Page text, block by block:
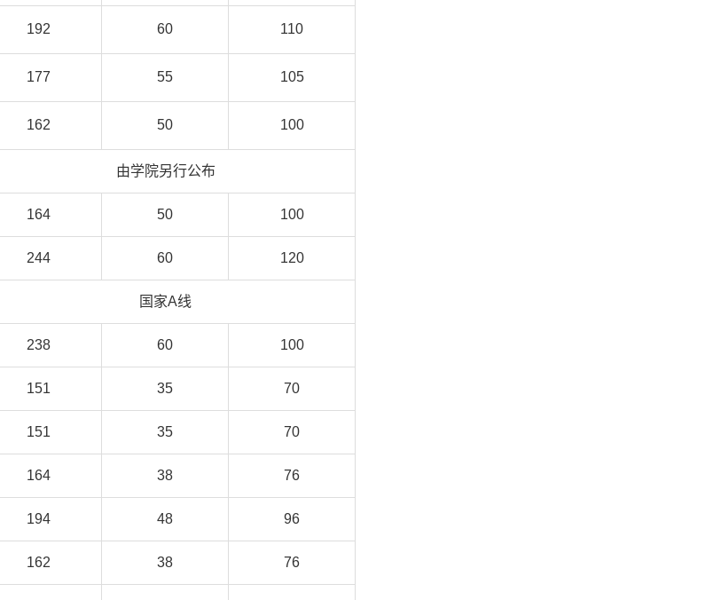
192 60 110
177 55 105
162 50 100
由学院另行公布
164 50 100
244 60 120
国家A线
238 60 100
151 35 70
151 35 70
164 38 76
194 48 96
162 38 76